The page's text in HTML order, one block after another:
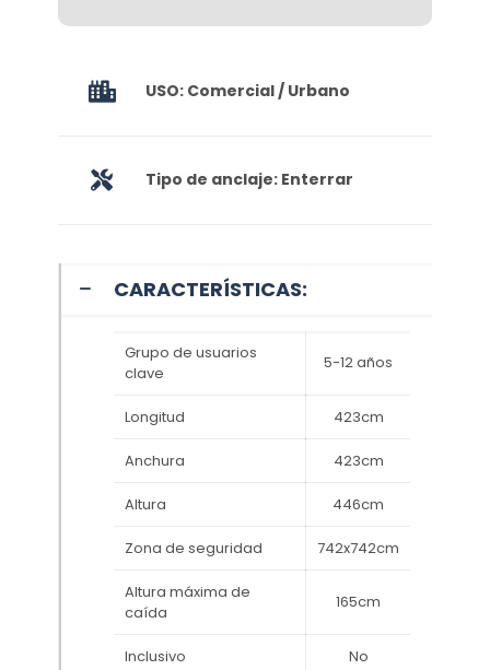
USO: Comercial / Urbano
Tipo de anclaje: Enterrar
CARACTERÍSTICAS:
Grupo de usuarios
clave
5-12 años
Longitud 423cm
Anchura 423cm
Altura 446cm
Zona de seguridad 742x742cm
Altura máxima de
caída
165cm
Inclusivo No